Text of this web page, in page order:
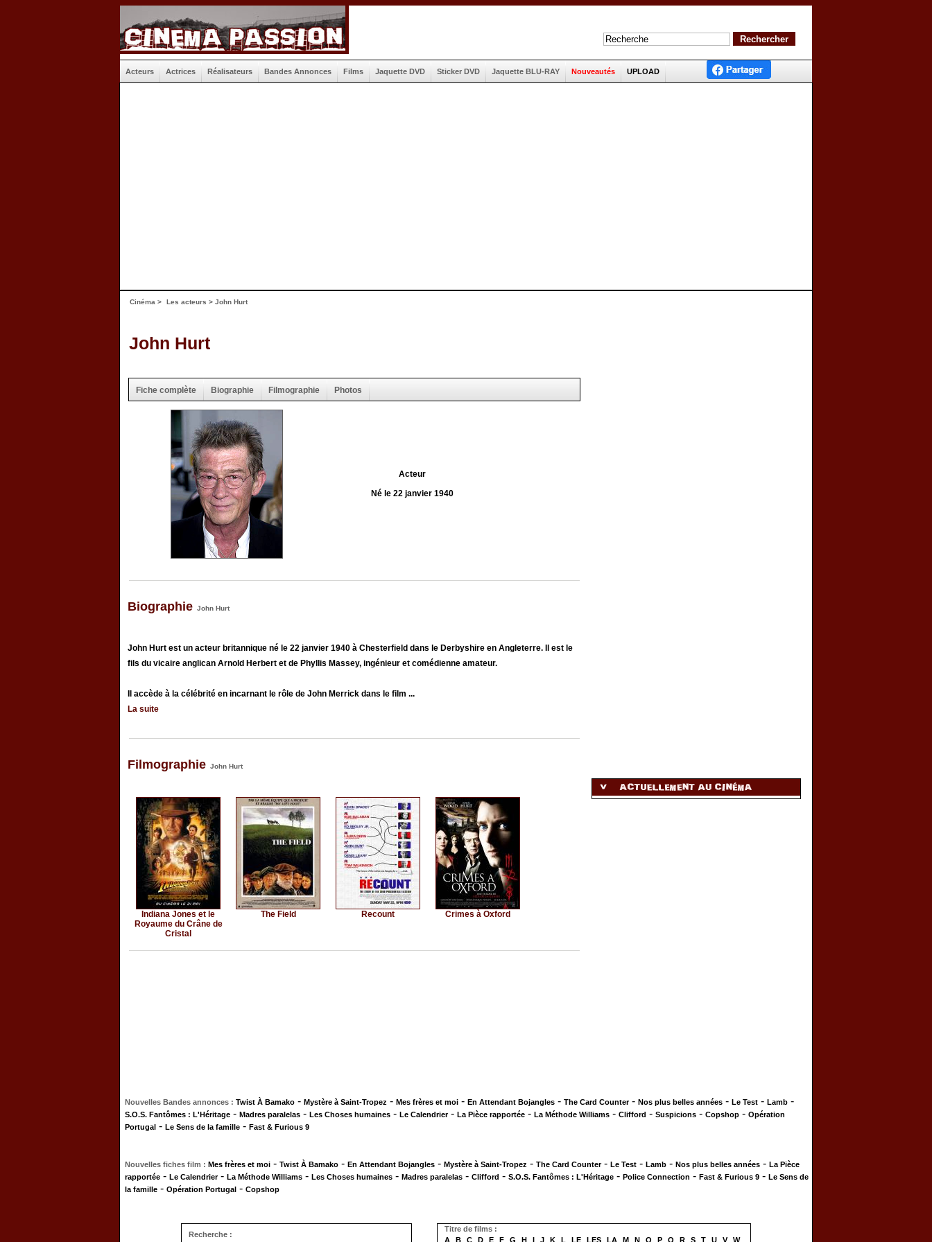
Acteurs Actrices Réalisateurs Bandes Annonces Films Jaquette DVD Sticker DVD Jaquette BLU-RAY Nouveautés UPLOAD
Cinéma > Les acteurs > John Hurt
John Hurt
Fiche complète Biographie Filmographie Photos
Acteur
Né le 22 janvier 1940
Biographie John Hurt
John Hurt est un acteur britannique né le 22 janvier 1940 à Chesterfield dans le Derbyshire en Angleterre. Il est le
fils du vicaire anglican Arnold Herbert et de Phyllis Massey, ingénieur et comédienne amateur.
Il accède à la célébrité en incarnant le rôle de John Merrick dans le film ...
La suite
Filmographie John Hurt
Indiana Jones et le
Royaume du Crâne de
Cristal
The Field Recount Crimes à Oxford
Nouvelles Bandes annonces : Twist À Bamako - Mystère à Saint-Tropez - Mes frères et moi - En Attendant Bojangles - The Card Counter- Nos plus belles années - Le Test - Lamb -
S.O.S. Fantômes : L'Héritage - Madres paralelas - Les Choses humaines - Le Calendrier- La Pièce rapportée - La Méthode Williams - Clifford - Suspicions - Copshop - Opération
Portugal - Le Sens de la famille - Fast & Furious 9
Nouvelles fiches film : Mes frères et moi - Twist À Bamako - En Attendant Bojangles - Mystère à Saint-Tropez - The Card Counter- Le Test - Lamb - Nos plus belles années - La Pièce
rapportée - Le Calendrier- La Méthode Williams - Les Choses humaines - Madres paralelas - Clifford - S.O.S. Fantômes : L'Héritage - Police Connection - Fast & Furious 9 - Le Sens de
la famille - Opération Portugal - Copshop
Recherche :
Titre de films :
A
B C D E F G H I J K L LE LES LA M N O P Q R S T U V
W